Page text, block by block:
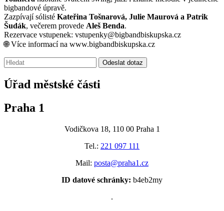
bigbandové úpravě.
Zazpívají sólisté Kateřina Tošnarová, Julie Maurová a Patrik
Šudák, večerem provede Aleš Benda.
Rezervace vstupenek: vstupenky@bigbandbiskupska.cz
🌐 Více informací na www.bigbandbiskupska.cz
Vyhledávání:
Odeslat dotaz
Úřad městské části
Praha 1
Vodičkova 18, 110 00 Praha 1
Tel.: 221 097 111
Mail: posta@praha1.cz
ID datové schránky: b4eb2my
.